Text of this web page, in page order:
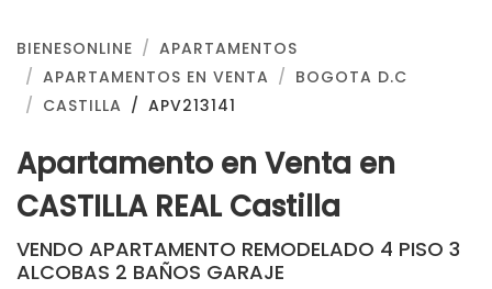
BIENESONLINE
APARTAMENTOS
APARTAMENTOS EN VENTA
BOGOTA D.C
CASTILLA
APV213141
Apartamento en Venta en
CASTILLA REAL Castilla
VENDO APARTAMENTO REMODELADO 4 PISO 3
ALCOBAS 2 BAÑOS GARAJE